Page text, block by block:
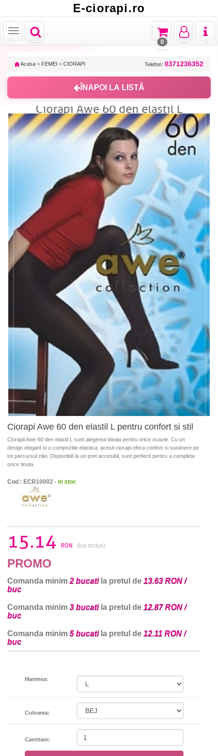
E-ciorapi.ro
Toggle
navigation
Toggle
Toggle
navigation
Toggle
navigation
Toggle
navigation
0
Acasa » FEMEI » CIORAPI Telefon: 0371236352
ÎNAPOI LA LISTĂ
Ciorapi Awe 60 den elastil L
Ciorapi Awe 60 den elastil L pentru confort si stil
Ciorapii Awe 60 den elastil L sunt alegerea ideala pentru orice ocazie. Cu un
design elegant si o compozitie elastica, acesti ciorapi ofera confort si sustinere pe
tot parcursul zilei. Disponibili la un pret accesibil, sunt perfecti pentru a completa
orice tinuta.
Cod : ECR10002 - in stoc
15.14 RON (tva inclus)
PROMO
Comanda minim 2 bucatila pretul de 13.63 RON /
buc
Comanda minim 3 bucatila pretul de 12.87 RON /
buc
Comanda minim 5 bucatila pretul de 12.11 RON /
buc
Marimea:
Culoarea:
Cantitate: